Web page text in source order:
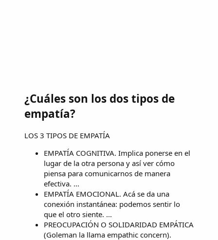
¿Cuáles son los dos tipos de
empatía?
LOS 3 TIPOS DE EMPATÍA
EMPATÍA COGNITIVA. Implica ponerse en el
lugar de la otra persona y así ver cómo
piensa para comunicarnos de manera
efectiva. ...
EMPATÍA EMOCIONAL. Acá se da una
conexión instantánea: podemos sentir lo
que el otro siente. ...
PREOCUPACIÓN O SOLIDARIDAD EMPÁTICA
(Goleman la llama empathic concern).